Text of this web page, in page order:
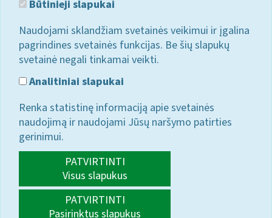
Būtinieji slapukai
Naudojami sklandžiam svetainės veikimui ir įgalina
pagrindines svetainės funkcijas. Be šių slapukų
svetainė negali tinkamai veikti.
Analitiniai slapukai
Renka statistinę informaciją apie svetainės
naudojimą ir naudojami Jūsų naršymo patirties
gerinimui.
PATVIRTINTI
Visus slapukus
PATVIRTINTI
Pasirinktus slapukus